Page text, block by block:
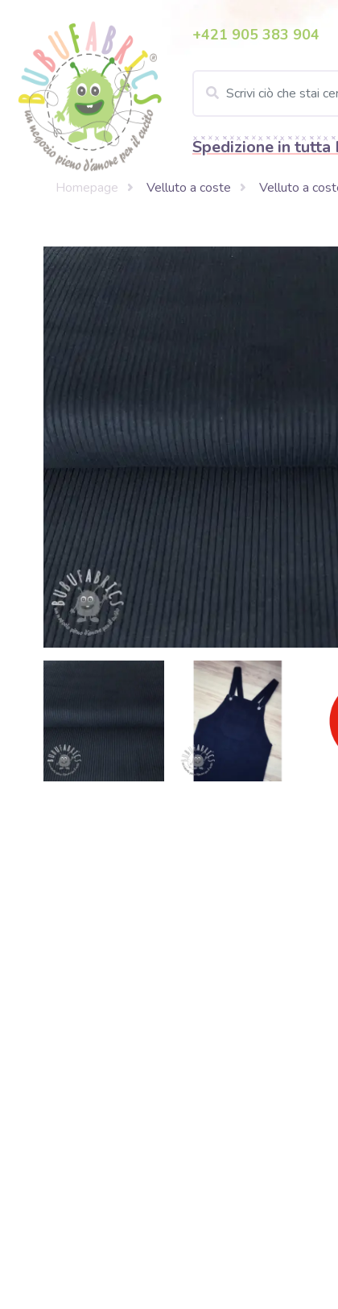
+421 905 383 904
Spedizione in
Homepage Velluto a coste Velluto a